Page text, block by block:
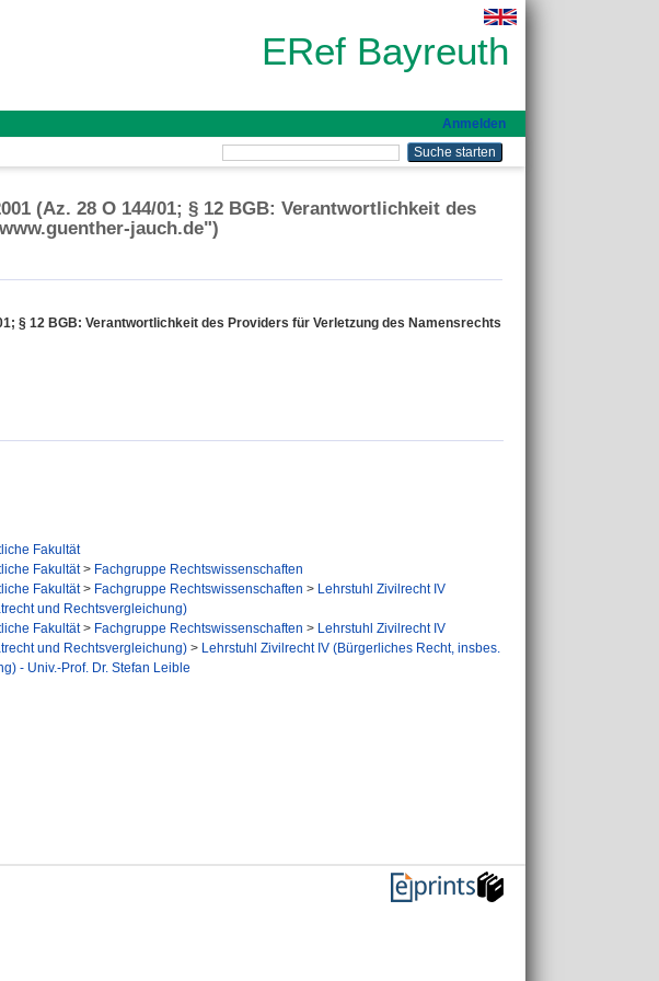
ERef Bayreuth
Anmelden
(Az. 28 O 144/01; § 12 BGB: Verantwortlichkeit des
jauch.de")
§ 12 BGB: Verantwortlichkeit des Providers für Verletzung des Namensrechts
Fakultät
Fakultät> Fachgruppe Rechtswissenschaften
Fakultät> Fachgruppe Rechtswissenschaften > Lehrstuhl Zivilrecht IV
und Rechtsvergleichung)
Fakultät> Fachgruppe Rechtswissenschaften > Lehrstuhl Zivilrecht IV
und Rechtsvergleichung) > Lehrstuhl Zivilrecht IV (Bürgerliches Recht, insbes.
- Univ.-Prof. Dr. Stefan Leible